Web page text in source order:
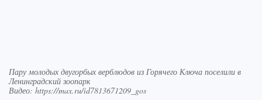
Пару молодых двугорбых верблюдов из Горячего Ключа поселили в
Ленинградский зоопарк
Видео: https://max.ru/id7813671209_gos